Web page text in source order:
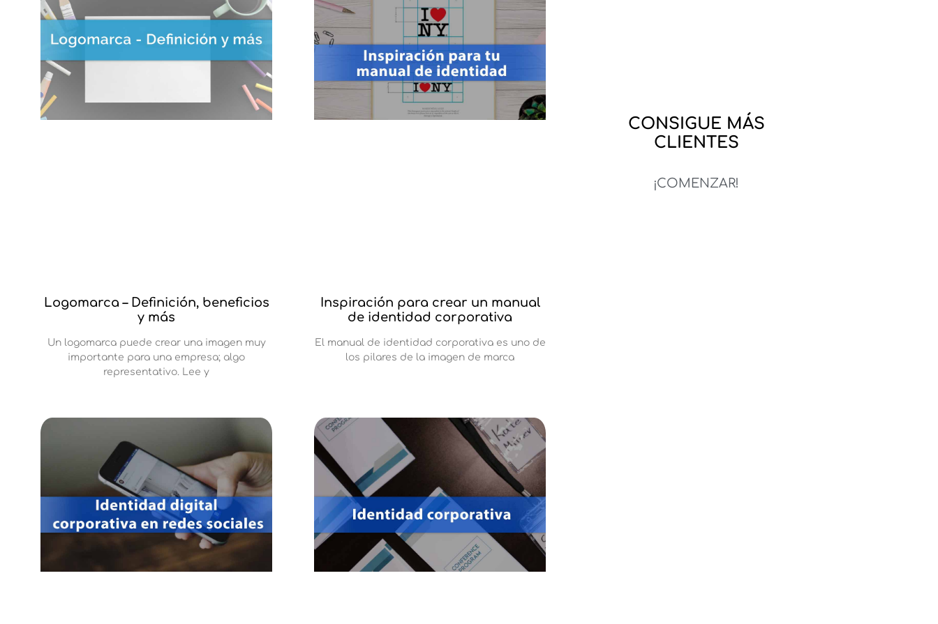
Logomarca – Definición, beneficios
y más
Un logomarca puede crear una imagen muy
importante para una empresa; algo
representativo. Lee y
Inspiración para crear un manual
de identidad corporativa
El manual de identidad corporativa es uno de
los pilares de la imagen de marca
CONSIGUE MÁS
CLIENTES
¡COMENZAR!